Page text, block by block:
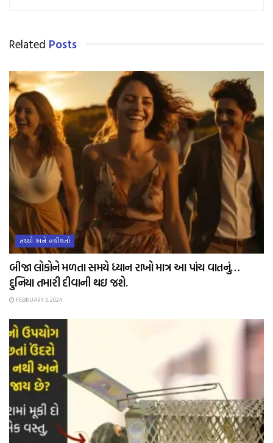
Related Posts
તથ્યો અને હકીકતો
બીજા લોકોને મળતા સમયે ધ્યાન રાખો માત્ર આ પાંચ વાતનું…
દુનિયા તમારી દીવાની થઇ જશે.
FEBRUARY 3, 2024